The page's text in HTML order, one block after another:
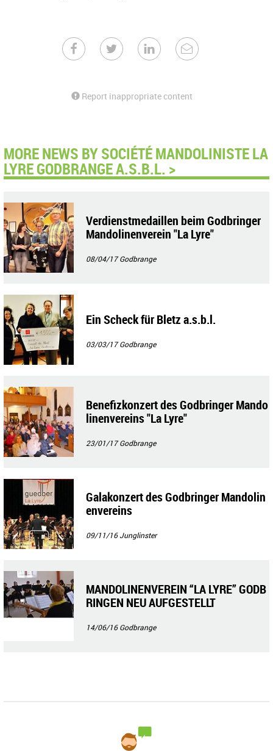
Report inappropriate content
MORE NEWS BY SOCIÉTÉ MANDOLINISTE LA
LYRE GODBRANGE A.S.B.L. >
Verdienstmedaillen beim Godbringer
Mandolinenverein "La Lyre"
08/04/17Godbrange
Ein Scheck für Bletz a.s.b.l.
03/03/17Godbrange
Benefizkonzert des Godbringer Mando
linenvereins "La Lyre"
23/01/17Godbrange
Galakonzert des Godbringer Mandolin
envereins
09/11/16Junglinster
MANDOLINENVEREIN “LA LYRE” GODB
RINGEN NEU AUFGESTELLT
14/06/16Godbrange